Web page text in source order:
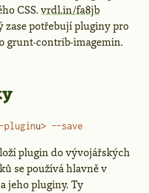
CSS. vrdl.in/fa8jb
zase potřebují pluginy pro
grunt-contrib-imagemin.
pluginu> --save
plugin do vývojářských
se používá hlavně v
jeho pluginy. Ty